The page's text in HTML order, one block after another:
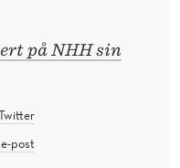
på NHH sin
post